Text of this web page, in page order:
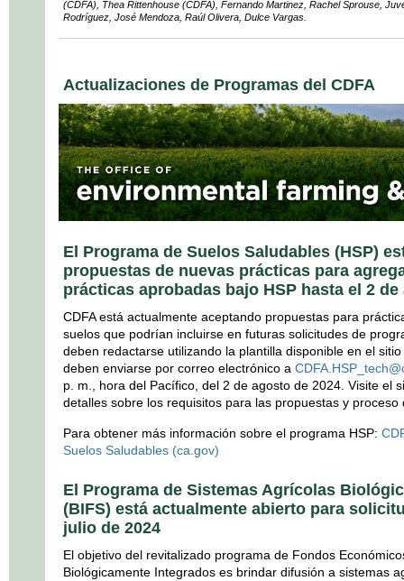
(CDFA), Thea Rittenhouse (CDFA), Fernando Martinez, Rachel Sprouse,
Rodríguez, José Mendoza, Raúl Olivera, Dulce Vargas.
Actualizaciones de Programas del CDFA
El Programa de Suelos Saludables (HSP)
propuestas de nuevas prácticas para
prácticas aprobadas bajo HSP hasta el 2 de
CDFA está actualmente aceptando propuestas para
suelos que podrían incluirse en futuras solicitudes de
deben redactarse utilizando la plantilla disponible en el
deben enviarse por correo electrónico a
p. m., hora del Pacífico, del 2 de agosto de 2024. Visite el
detalles sobre los requisitos para las propuestas y proceso
Para obtener más información sobre el programa HSP:
Suelos Saludables (ca.gov)
El Programa de Sistemas Agrícolas
(BIFS) está actualmente abierto para
julio de 2024
El objetivo del revitalizado programa de Fondos
Biológicamente Integrados es brindar difusión a sistemas